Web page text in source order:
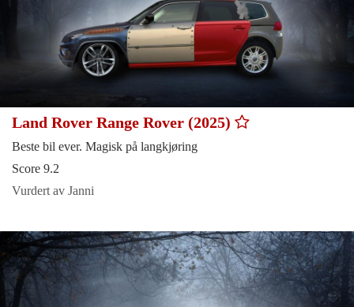
Land Rover Range Rover (2025)
Beste bil ever. Magisk på langkjøring
Score 9.2
Vurdert av Janni